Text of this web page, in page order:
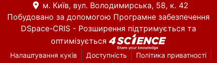
м. Київ, вул. Володимирська, 58, к. 42
Побудовано за допомогою Програмне забезпечення
DSpace-CRIS - Розширення підтримується та
оптимізується
Налаштування куків Доступність
Політика приватності